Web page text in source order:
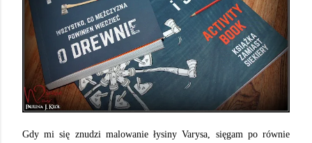
Gdy mi się znudzi malowanie łysiny Varysa, sięgam po równie